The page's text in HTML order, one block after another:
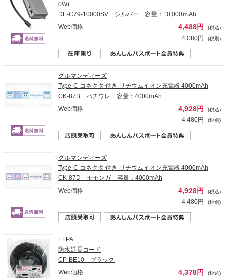
0W)
DE-C79-10000SV シルバー 容量：10,000ｍAh
Web価格
4,488円 (税込)
4,080円 (税別)
グルマンディーズ
Type-C コネクタ 付き リチウムイオン充電器 4000mAh
CK-87B ハチワレ 容量：4000mAh
Web価格
4,928円 (税込)
4,480円 (税別)
グルマンディーズ
Type-C コネクタ 付き リチウムイオン充電器 4000mAh
CK-87D モモンガ 容量：4000mAh
Web価格
4,928円 (税込)
4,480円 (税別)
ELPA
防水延長コード
CP-BE10 ブラック
Web価格
4,378円 (税込)